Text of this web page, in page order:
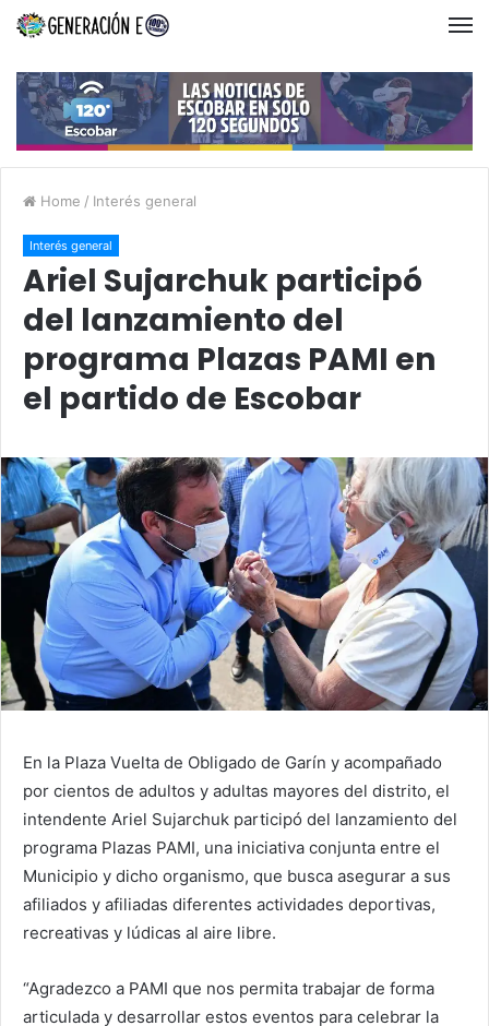
Home / Interés general
Interés general
Ariel Sujarchuk participó
del lanzamiento del
programa Plazas PAMI en
el partido de Escobar
En la Plaza Vuelta de Obligado de Garín y acompañado
por cientos de adultos y adultas mayores del distrito, el
intendente Ariel Sujarchuk participó del lanzamiento del
programa Plazas PAMI, una iniciativa conjunta entre el
Municipio y dicho organismo, que busca asegurar a sus
afiliados y afiliadas diferentes actividades deportivas,
recreativas y lúdicas al aire libre.
“Agradezco a PAMI que nos permita trabajar de forma
articulada y desarrollar estos eventos para celebrar la